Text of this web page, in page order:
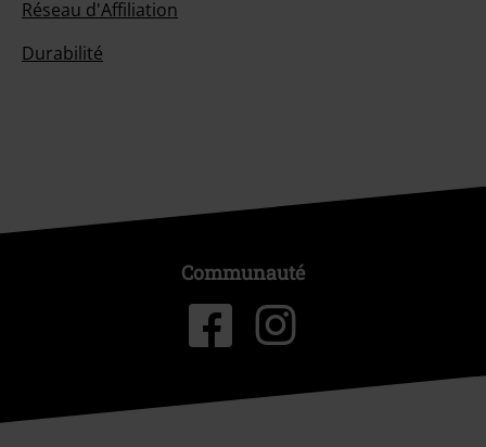
Réseau d'Affiliation
Durabilité
Communauté